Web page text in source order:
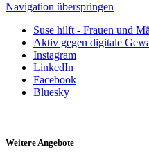
Navigation überspringen
Suse hilft - Frauen und
Aktiv gegen digitale
Instagram
LinkedIn
Facebook
Bluesky
Weitere Angebote